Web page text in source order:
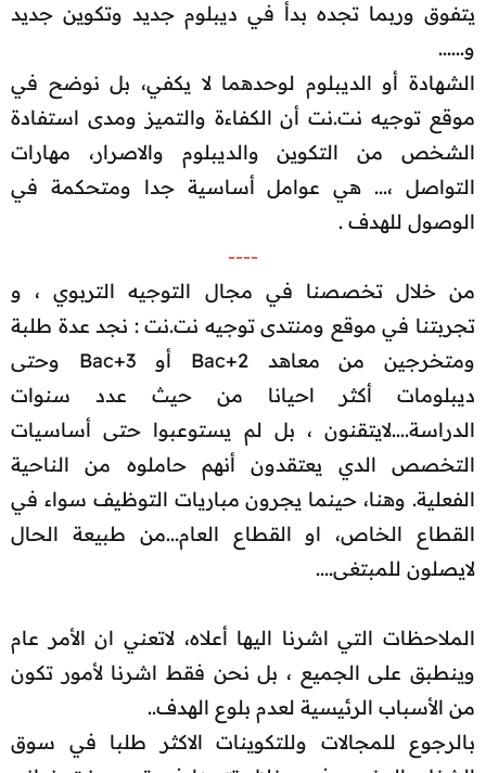
يتفوق وربما تجده بدأ في ديبلوم جديد وتكوين جديد
و......
الشهادة أو الديبلوم لوحدهما لا يكفي، بل نوضح في
موقع توجيه نت.نت أن الكفاءة والتميز ومدى استفادة
الشخص من التكوين والديبلوم والاصرار، مهارات
التواصل ،... هي عوامل أساسية جدا ومتحكمة في
الوصول للهدف .​
----
من خلال تخصصنا في مجال التوجيه التربوي ، و
تجربتنا في موقع ومنتدى توجيه نت.نت : نجد عدة طلبة
ومتخرجين من معاهد Bac+2 أو Bac+3 وحتى
ديبلومات أكثر احيانا من حيث عدد سنوات
الدراسة....لايتقنون ، بل لم يستوعبوا حتى أساسيات
التخصص الدي يعتقدون أنهم حاملوه من الناحية
الفعلية. وهنا، حينما يجرون مباريات التوظيف سواء في
القطاع الخاص، او القطاع العام...من طبيعة الحال
لايصلون للمبتغى....
الملاحظات التي اشرنا اليها أعلاه، لاتعني ان الأمر عام
وينطبق على الجميع ، بل نحن فقط اشرنا لأمور تكون
من الأسباب الرئيسية لعدم بلوع الهدف..
بالرجوع للمجالات وللتكوينات الاكثر طلبا في سوق